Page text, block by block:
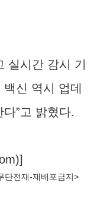
실시간 감시 기
신 역시 업데
”고 밝혔다.
)]
단전재-재배포금지>